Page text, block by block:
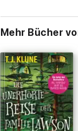
Mehr Bücher